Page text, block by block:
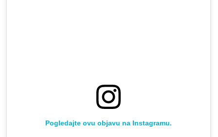
Pogledajte ovu objavu na Instagramu.